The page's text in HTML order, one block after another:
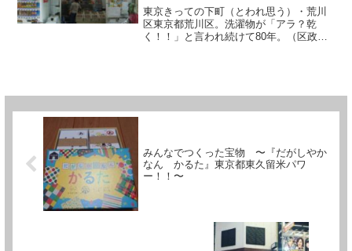
東京きっての下町（とわれ思う）・荒川
区東京都荒川区。洗濯物が「アラ？乾
く！！」と言われ続けて80年。（区政開
みんなでつくった宝物 〜『だがしやか
なん かるた』東京都東久留米パワ
ー！！〜